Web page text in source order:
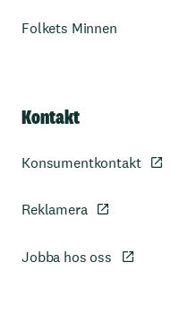
Folkets Minnen
Kontakt
Konsumentkontakt
Reklamera
Jobba hos oss